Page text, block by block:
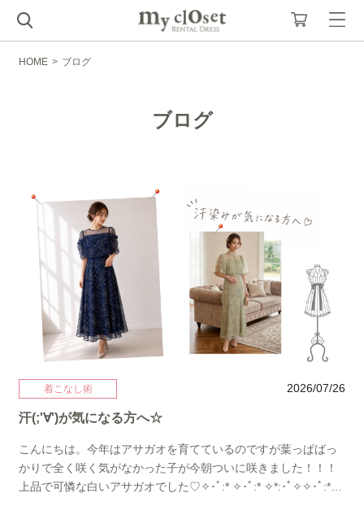
HOME > ブログ
ブログ
着こなし術 2026/07/26
汗(;'∀')が気になる方へ☆
こんにちは。今年はアサガオを育てているのですが葉っぱばっ
かりで全く咲く気がなかった子が今朝ついに咲きました！！！
上品で可憐な白いアサガオでした♡✧･ﾟ:* ✧･ﾟ:* ✧*:･ﾟ✧✧･ﾟ:*